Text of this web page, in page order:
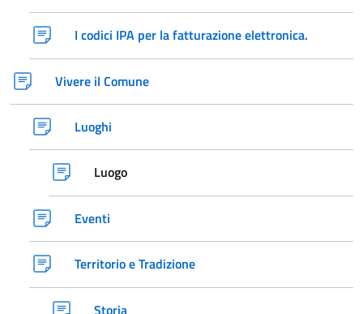
I codici IPA per la fatturazione elettronica.
Vivere il Comune
Luoghi
Luogo
Eventi
Territorio e Tradizione
Storia